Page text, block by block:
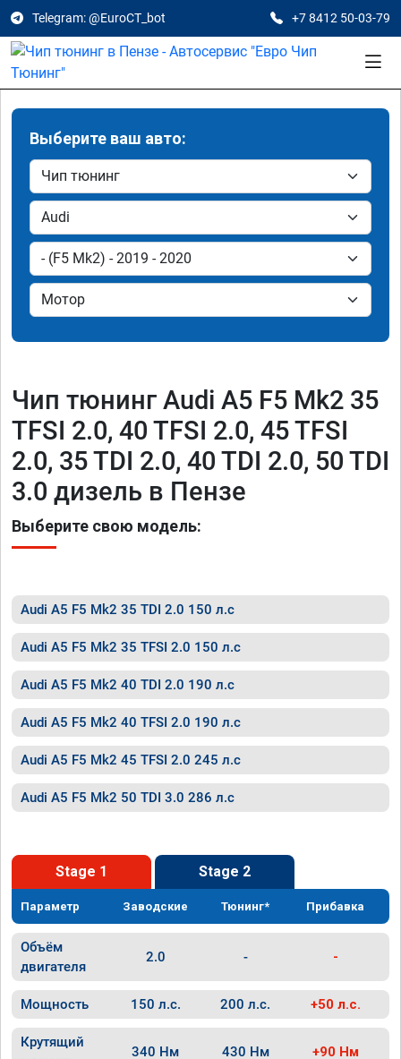
Telegram: @EuroCT_bot +7 8412 50-03-79
Выберите ваш авто:
Чип тюнинг Audi A5 F5 Mk2 35
TFSI 2.0, 40 TFSI 2.0, 45 TFSI
2.0, 35 TDI 2.0, 40 TDI 2.0, 50 TDI
3.0 дизель в Пензе
Выберите свою модель:
Audi A5 F5 Mk2 35 TDI 2.0 150 л.с
Audi A5 F5 Mk2 35 TFSI 2.0 150 л.с
Audi A5 F5 Mk2 40 TDI 2.0 190 л.с
Audi A5 F5 Mk2 40 TFSI 2.0 190 л.с
Audi A5 F5 Mk2 45 TFSI 2.0 245 л.с
Audi A5 F5 Mk2 50 TDI 3.0 286 л.с
Stage 1 Stage 2
Параметр Заводские Тюнинг* Прибавка
Объём
двигателя
2.0 - -
Мощность 150 л.с. 200 л.с. +50 л.с.
Крутящий
340 Нм 430 Нм +90 Нм